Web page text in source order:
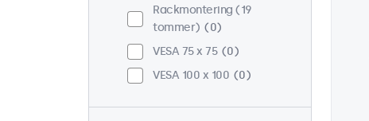
Rackmontering (19
tommer)
0
VESA 75 x 75
0
VESA 100 x 100
0